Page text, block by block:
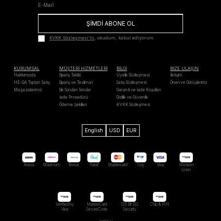
ŞİMDİ ABONE OL
KVKK Sözleşmesi'ni, okudum, kabul ediyorum.
KURUMSAL
Hakkımızda
HE-QA Toptan Satış
Mağazalarımız
MÜŞTERİ HİZMETLERİ
Sipariş Takibi
Sipariş ve Teslimat
Sık Sorulan Sorular
İade Prosedürü
Ödeme Şekilleri
BİLGİ
Üyelik Sözleşmesi
Satış Sözleşmesi
Garanti ve İade Koşulları
Gizlilik ve Güvenlik
KVKK Sözleşmesi
BİZE ULAŞIN
İletişim
Öneri ve Görüşleriniz
English USD EUR
Axess Maximum Bonus Paraf Mastercard Troy Visa
Western
Unıon
Verified by
Visa
MasterCard
SecureCode
128 Bit SSL
Security
Chip & PIN